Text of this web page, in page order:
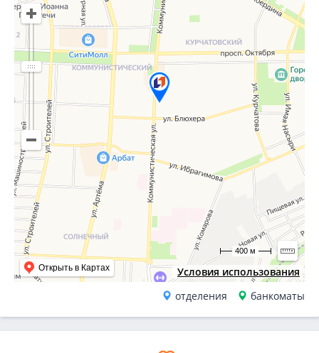
Условия использования
Открыть в Картах
400 м
отделения банкоматы